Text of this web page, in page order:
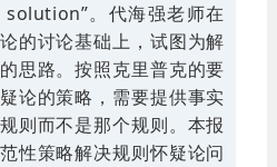
。代海强老师在
的讨论基础上，试图为解
思路。按照克里普克的要
论的策略，需要提供事实
则而不是那个规则。本报
性策略解决规则怀疑论问